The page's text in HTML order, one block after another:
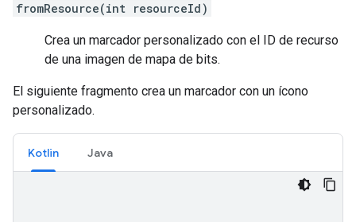
fromResource(int resourceId)
Crea un marcador personalizado con el ID de recurso
de una imagen de mapa de bits.
El siguiente fragmento crea un marcador con un ícono
personalizado.
Kotlin Java